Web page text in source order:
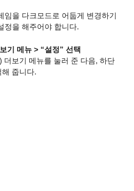
임을 다크모드로 어둡게 변경하기
정을 해주어야 합니다.
기 메뉴 > “설정” 선택
보기 메뉴를 눌러 준 다음, 하단
해 줍니다.